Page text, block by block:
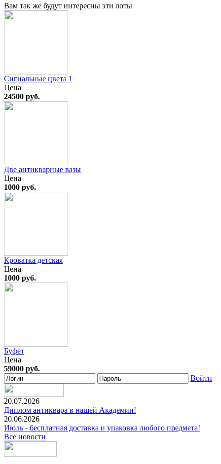
Вам так же будут интересны эти лоты
Сигнальные цвета 1
Цена
24500 руб.
Две антикварные вазы
Цена
1000 руб.
Кроватка детская
Цена
1000 руб.
Буфет
Цена
59000 руб.
Войти
20.07.2026
Диплом антиквара в нашей Академии!
20.06.2026
Июль - бесплатная доставка и упаковка любого предмета!
Все новости